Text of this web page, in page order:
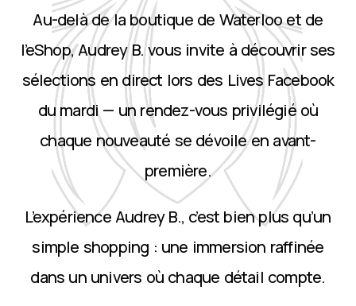
Au-delà de la boutique de Waterloo et de
l’eShop, Audrey B. vous invite à découvrir ses
sélections en direct lors des Lives Facebook
du mardi — un rendez-vous privilégié où
chaque nouveauté se dévoile en avant-
première.
L’expérience Audrey B., c’est bien plus qu’un
simple shopping : une immersion raffinée
dans un univers où chaque détail compte.